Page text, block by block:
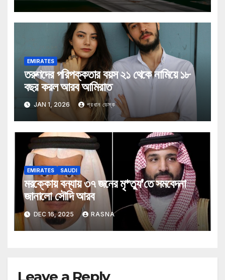
EMIRATES
তরুণদের পরিপক্কতার বয়স ২১ থেকে নামিয়ে ১৮
বছর করল আরব আমিরাত
JAN 1, 2026 প্রধান ডেস্ক
EMIRATES SAUDI
মরক্কোয় বন্যায় ৩৭ জনের মৃ*ত্যু’তে সমবেদনা
জানালো সৌদি আরব
DEC 16, 2025 RASNA
Leave a Reply